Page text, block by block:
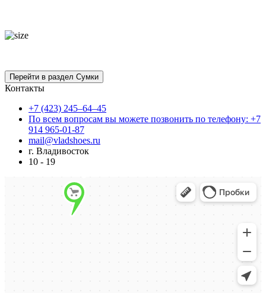
Контакты
+7 (423) 245–64–45
По всем вопросам вы можете позвонить по телефону: +7
914 965-01-87
mail@vladshoes.ru
г. Владивосток
10 - 19